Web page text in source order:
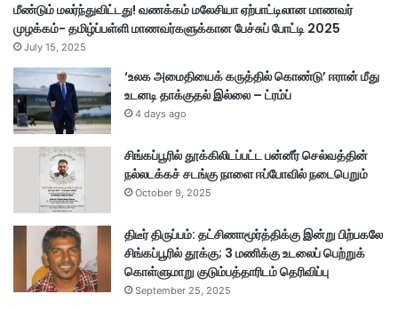
மீண்டும் மலர்ந்துவிட்டது! வணக்கம் மலேசியா ஏற்பாட்டிலான மாணவர்
முழக்கம்- தமிழ்ப்பள்ளி மாணவர்களுக்கான பேச்சுப் போட்டி 2025
July 15, 2025
‘உலக அமைதியைக் கருத்தில் கொண்டு’ ஈரான் மீது
உடனடி தாக்குதல் இல்லை – ட்ரம்ப்
4 days ago
சிங்கப்பூரில் தூக்கிலிடப்பட்ட பன்னீர் செல்வத்தின்
நல்லடக்கச் சடங்கு நாளை ஈப்போவில் நடைபெறும்
October 9, 2025
திடீர் திருப்பம்: தட்சிணாமூர்த்திக்கு இன்று பிற்பகலே
சிங்கப்பூரில் தூக்கு; 3 மணிக்கு உடலைப் பெற்றுக்
கொள்ளுமாறு குடும்பத்தாரிடம் தெரிவிப்பு
September 25, 2025